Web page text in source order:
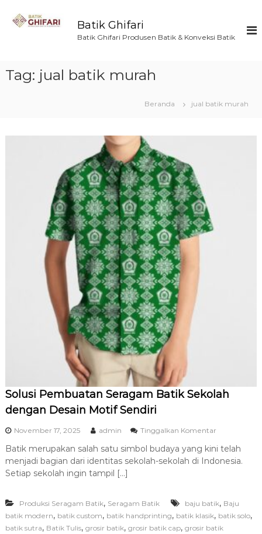
Batik Ghifari
Batik Ghifari Produsen Batik & Konveksi Batik
Tag: jual batik murah
Beranda jual batik murah
Solusi Pembuatan Seragam Batik Sekolah
dengan Desain Motif Sendiri
November 17, 2025 admin Tinggalkan Komentarp
d
a
u
i
Batik merupakan salah satu simbol budaya yang kini telah
menjadi bagian dari identitas sekolah-sekolah di Indonesia.
Setiap sekolah ingin tampil […]
Produksi Seragam Batik, Seragam Batik baju batik, Baju
batik modern, batik custom, batik handprinting, batik klasik, batik solo,
batik sutra, Batik Tulis, grosir batik, grosir batik cap, grosir batik